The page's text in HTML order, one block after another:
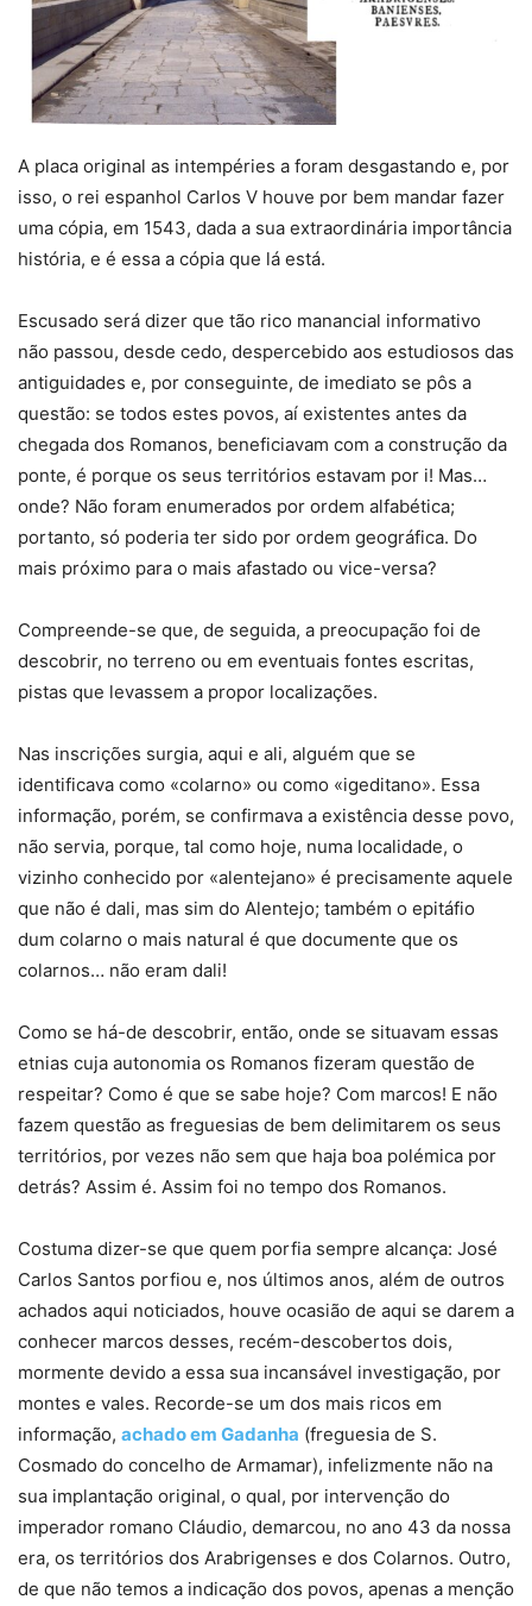
A placa original as intempéries a foram desgastando e, por
isso, o rei espanhol Carlos V houve por bem mandar fazer
uma cópia, em 1543, dada a sua extraordinária importância
história, e é essa a cópia que lá está.
Escusado será dizer que tão rico manancial informativo
não passou, desde cedo, despercebido aos estudiosos das
antiguidades e, por conseguinte, de imediato se pôs a
questão: se todos estes povos, aí existentes antes da
chegada dos Romanos, beneficiavam com a construção da
ponte, é porque os seus territórios estavam por i! Mas…
onde? Não foram enumerados por ordem alfabética;
portanto, só poderia ter sido por ordem geográfica. Do
mais próximo para o mais afastado ou vice-versa?
Compreende-se que, de seguida, a preocupação foi de
descobrir, no terreno ou em eventuais fontes escritas,
pistas que levassem a propor localizações.
Nas inscrições surgia, aqui e ali, alguém que se
identificava como «colarno» ou como «igeditano». Essa
informação, porém, se confirmava a existência desse povo,
não servia, porque, tal como hoje, numa localidade, o
vizinho conhecido por «alentejano» é precisamente aquele
que não é dali, mas sim do Alentejo; também o epitáfio
dum colarno o mais natural é que documente que os
colarnos… não eram dali!
Como se há-de descobrir, então, onde se situavam essas
etnias cuja autonomia os Romanos fizeram questão de
respeitar? Como é que se sabe hoje? Com marcos! E não
fazem questão as freguesias de bem delimitarem os seus
territórios, por vezes não sem que haja boa polémica por
detrás? Assim é. Assim foi no tempo dos Romanos.
Costuma dizer-se que quem porfia sempre alcança: José
Carlos Santos porfiou e, nos últimos anos, além de outros
achados aqui noticiados, houve ocasião de aqui se darem a
conhecer marcos desses, recém-descobertos dois,
mormente devido a essa sua incansável investigação, por
montes e vales. Recorde-se um dos mais ricos em
informação, achado em Gadanha (freguesia de S.
Cosmado do concelho de Armamar), infelizmente não na
sua implantação original, o qual, por intervenção do
imperador romano Cláudio, demarcou, no ano 43 da nossa
era, os territórios dos Arabrigenses e dos Colarnos. Outro,
de que não temos a indicação dos povos, apenas a menção